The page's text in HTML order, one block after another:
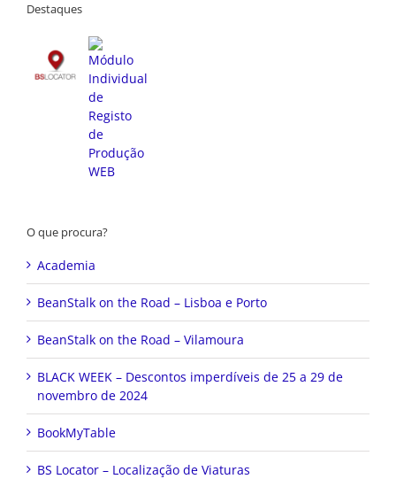
Destaques
O que procura?
Academia
BeanStalk on the Road – Lisboa e Porto
BeanStalk on the Road – Vilamoura
BLACK WEEK – Descontos imperdíveis de 25 a 29 de
novembro de 2024
BookMyTable
BS Locator – Localização de Viaturas